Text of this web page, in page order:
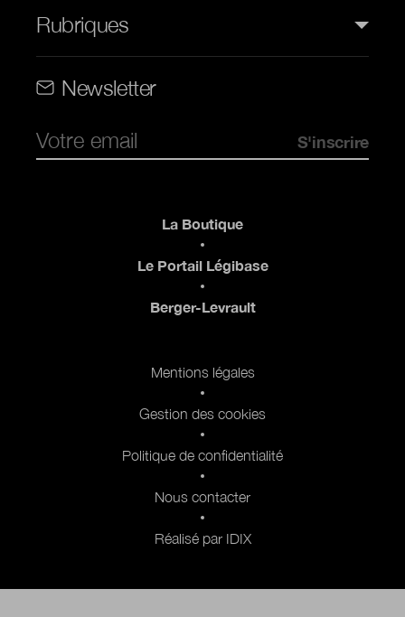
Rubriques
Newsletter
La Boutique
Le Portail Légibase
Berger-Levrault
Mentions légales
Gestion des cookies
Politique de confidentialité
Nous contacter
Réalisé par IDIX